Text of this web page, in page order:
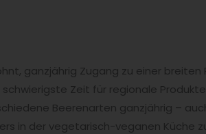
ganzjährig Zugang zu einer
Zeit für regionale
Beerenarten ganzjährig –
in der vegetarisch-veganen Küche